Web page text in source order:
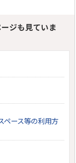
ジも見ていま
ペース等の利用方